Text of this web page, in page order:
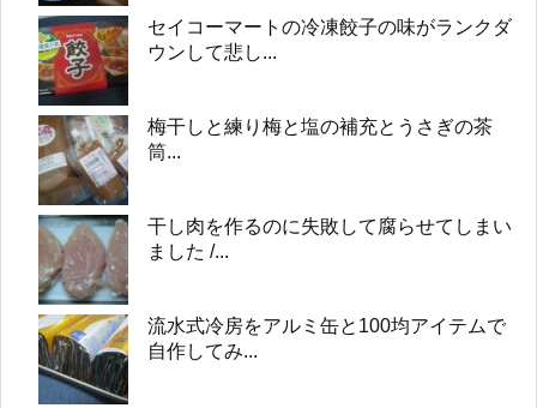
セイコーマートの冷凍餃子の味がランクダ
ウンして悲し...
梅干しと練り梅と塩の補充とうさぎの茶
筒...
干し肉を作るのに失敗して腐らせてしまい
ました /...
流水式冷房をアルミ缶と100均アイテムで
自作してみ...